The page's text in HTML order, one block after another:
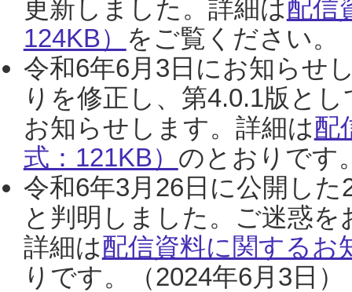
更新しました。詳細は配信
124KB） をご覧ください。
令和6年6月3日にお知らせ
りを修正し、第4.0.1版と
お知らせします。詳細は配
式：121KB） のとおりです
令和6年3月26日に公開し
と判明しました。ご迷惑
詳細は配信資料に関するお
りです。（2024年6月3日）